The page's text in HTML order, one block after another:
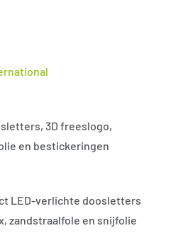
3D freeslogo,
en bestickeringen
LED-verlichte doosletters
zandstraalfole en snijfolie